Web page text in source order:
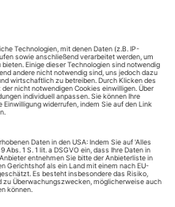
mit «Elektra». Es ist Ihre
der Accademia. Warum
für die Spielzeiteröffnung
Garden dirigieren sollen,
Koloratur-Legende Irene